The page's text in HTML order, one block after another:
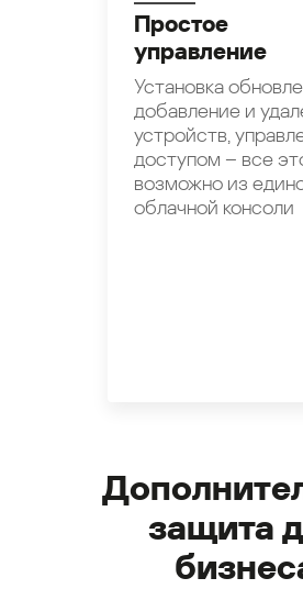
Простое
управление
Установка
добавление и
устройств,
доступом – все
возможно из
облачной консоли
защита